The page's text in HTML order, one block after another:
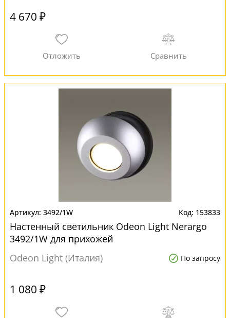
4 670 ₽
3492/1W 153833
Настенный светильник Odeon Light Nerargo
3492/1W для прихожей
Odeon Light (Италия)
По запросу
1 080 ₽